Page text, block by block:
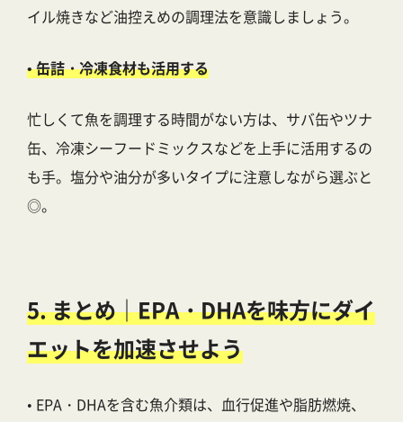
イル焼きなど油控えめの調理法を意識しましょう。
• 缶詰・冷凍食材も活用する
忙しくて魚を調理する時間がない方は、サバ缶やツナ
缶、冷凍シーフードミックスなどを上手に活用するの
も手。塩分や油分が多いタイプに注意しながら選ぶと
◎。
5. まとめ｜EPA・DHAを味方にダイ
エットを加速させよう
• EPA・DHAを含む魚介類は、血行促進や脂肪燃焼、